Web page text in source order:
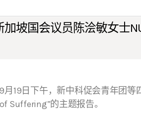
加坡国会议员陈浍敏女士
19日下午，新中科促会青年团等
Suffering”的主题报告。